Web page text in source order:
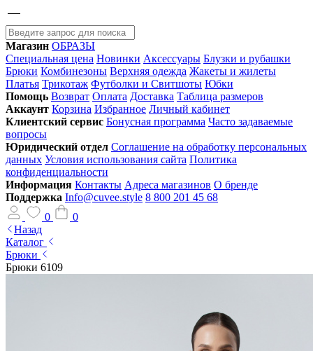
Магазин ОБРАЗЫ
Специальная цена Новинки Аксессуары Блузки и рубашки
Брюки Комбинезоны Верхняя одежда Жакеты и жилеты
Платья Трикотаж Футболки и Свитшоты Юбки
Помощь Возврат Оплата Доставка Таблица размеров
Аккаунт Корзина Избранное Личный кабинет
Клиентский сервис Бонусная программа Часто задаваемые
вопросы
Юридический отдел Соглашение на обработку персональных
данных Условия использования сайта Политика
конфиденциальности
Информация Контакты Адреса магазинов О бренде
Поддержка Info@cuvee.style 8 800 201 45 68
0
0
Назад
Каталог
Брюки
Брюки 6109